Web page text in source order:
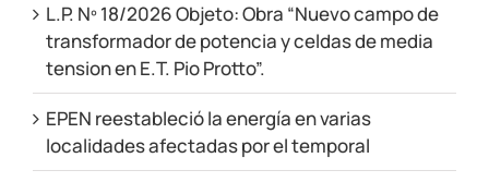
L.P. Nº 18/2026 Objeto: Obra “Nuevo campo de
transformador de potencia y celdas de media
tension en E.T. Pio Protto”.
EPEN reestableció la energía en varias
localidades afectadas por el temporal